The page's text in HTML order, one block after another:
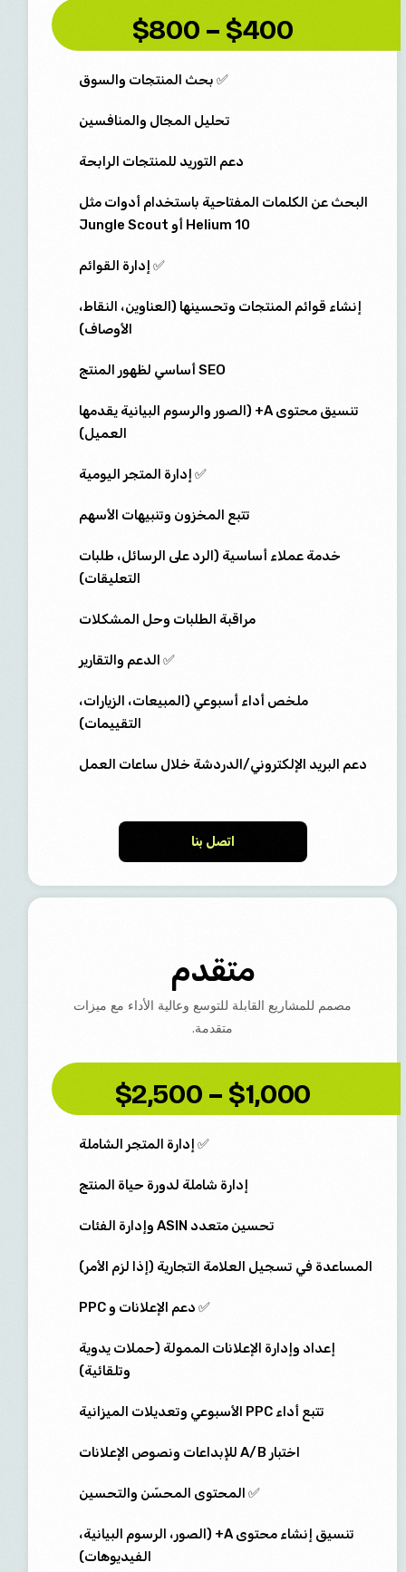
$400 – $800
✅ بحث المنتجات والسوق
تحليل المجال والمنافسين
دعم التوريد للمنتجات الرابحة
البحث عن الكلمات المفتاحية باستخدام أدوات مثل
Helium 10 أو Jungle Scout
✅ إدارة القوائم
إنشاء قوائم المنتجات وتحسينها (العناوين، النقاط،
الأوصاف)
SEO أساسي لظهور المنتج
تنسيق محتوى A+ (الصور والرسوم البيانية يقدمها
العميل)
✅ إدارة المتجر اليومية
تتبع المخزون وتنبيهات الأسهم
خدمة عملاء أساسية (الرد على الرسائل، طلبات
التعليقات)
مراقبة الطلبات وحل المشكلات
✅ الدعم والتقارير
ملخص أداء أسبوعي (المبيعات، الزيارات،
التقييمات)
دعم البريد الإلكتروني/الدردشة خلال ساعات العمل
اتصل بنا
متقدم
مصمم للمشاريع القابلة للتوسع وعالية الأداء مع ميزات
متقدمة.
$1,000 – $2,500
✅ إدارة المتجر الشاملة
إدارة شاملة لدورة حياة المنتج
تحسين متعدد ASIN وإدارة الفئات
المساعدة في تسجيل العلامة التجارية (إذا لزم الأمر)
✅ دعم الإعلانات و PPC
إعداد وإدارة الإعلانات الممولة (حملات يدوية
وتلقائية)
تتبع أداء PPC الأسبوعي وتعديلات الميزانية
اختبار A/B للإبداعات ونصوص الإعلانات
✅ المحتوى المحسّن والتحسين
تنسيق إنشاء محتوى A+ (الصور، الرسوم البيانية،
الفيديوهات)